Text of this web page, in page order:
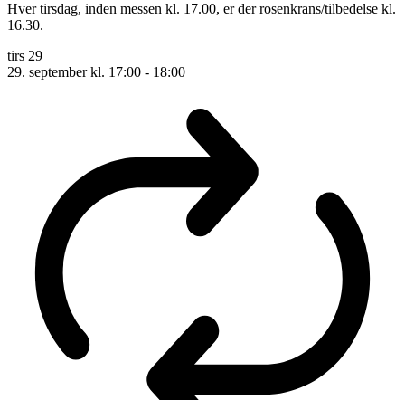
Hver tirsdag, inden messen kl. 17.00, er der rosenkrans/tilbedelse kl.
16.30.
tirs 29
29. september kl. 17:00 - 18:00